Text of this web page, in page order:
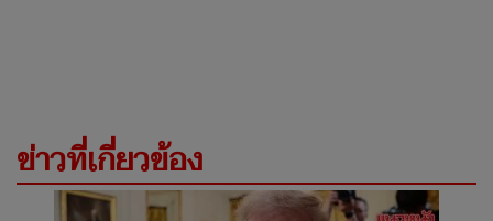
ข่าวที่เกี่ยวข้อง